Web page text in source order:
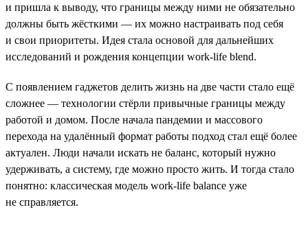
и пришла к выводу, что границы между ними не обязательно
должны быть жёсткими — их можно настраивать под себя
и свои приоритеты. Идея стала основой для дальнейших
исследований и рождения концепции work-life blend.
С появлением гаджетов делить жизнь на две части стало ещё
сложнее — технологии стёрли привычные границы между
работой и домом. После начала пандемии и массового
перехода на удалённый формат работы подход стал ещё более
актуален. Люди начали искать не баланс, который нужно
удерживать, а систему, где можно просто жить. И тогда стало
понятно: классическая модель work-life balance уже
не справляется.